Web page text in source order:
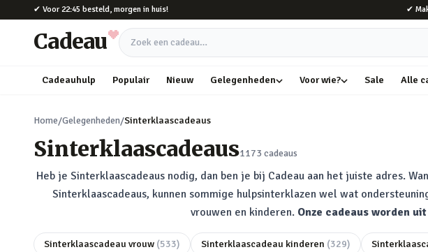
Naar hoofdinhoud
✔ Voor 22:45 besteld, morgen in huis! ✔
Cadeau Zoek een cadeau
Cadeauhulp Populair Nieuw Gelegenheden Voor wie? Sale Alle
Home/Gelegenheden/Sinterklaascadeaus
Sinterklaascadeaus1173 cadeaus
Heb je Sinterklaascadeaus nodig, dan ben je bij Cadeau aan het juiste adres.
Sinterklaascadeaus, kunnen sommige hulpsinterklazen wel wat
vrouwen en kinderen. Onze cadeaus worden
Sinterklaascadeau vrouw (533) Sinterklaascadeau kinderen (329)